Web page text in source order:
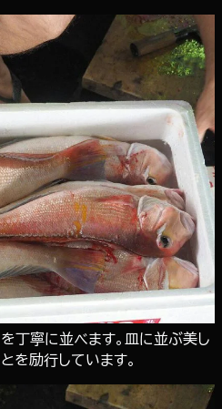
丁寧に並べます。皿に並ぶ美し
を励行しています。